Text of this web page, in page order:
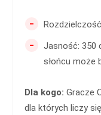
-
-
Jasność: 350
słońcu może
Dla kogo: Gracze
dla których liczy